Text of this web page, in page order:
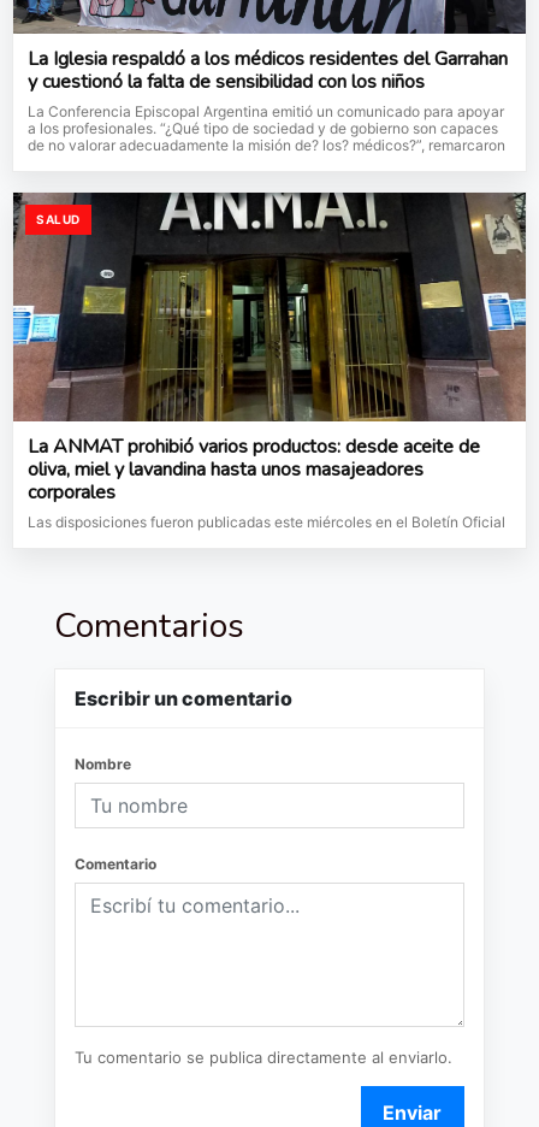
La Iglesia respaldó a los médicos residentes del Garrahan
y cuestionó la falta de sensibilidad con los niños
La Conferencia Episcopal Argentina emitió un comunicado para apoyar
a los profesionales. “¿Qué tipo de sociedad y de gobierno son capaces
de no valorar adecuadamente la misión de? los? médicos?”, remarcaron
SALUD
La ANMAT prohibió varios productos: desde aceite de
oliva, miel y lavandina hasta unos masajeadores
corporales
Las disposiciones fueron publicadas este miércoles en el Boletín Oficial
Comentarios
Escribir un comentario
Nombre
Comentario
Tu comentario se publica directamente al enviarlo.
Enviar